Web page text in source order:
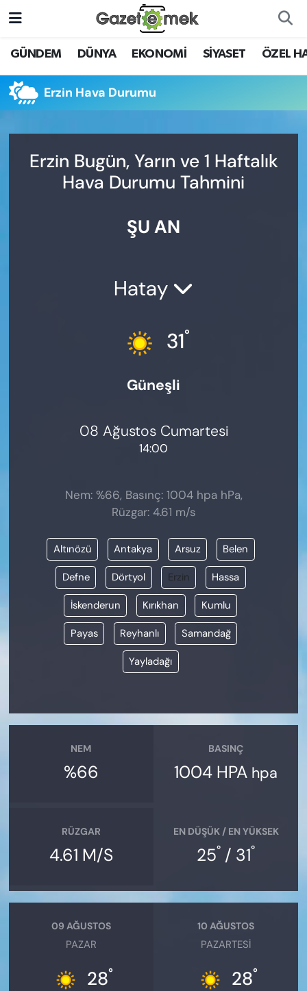
GÜNDEM DÜNYA EKONOMİ SİYASET ÖZEL
Erzin Hava Durumu
Erzin Bugün, Yarın ve 1 Haftalık
Hava Durumu Tahmini
ŞU AN
Hatay
31°
Güneşli
08 Ağustos Cumartesi
14:00
Nem: %66, Basınç: 1004 hpa hPa,
Rüzgar: 4.61 m/s
Altınözü Antakya Arsuz Belen
Defne Dörtyol Erzin Hassa
İskenderun Kırıkhan Kumlu
Payas Reyhanlı Samandağ
Yayladağı
NEM
%66
BASINÇ
1004 HPA hpa
RÜZGAR
4.61 M/S
EN DÜŞÜK / EN YÜKSEK
25° / 31°
09 AĞUSTOS
PAZAR
28°
10 AĞUSTOS
PAZARTESI
28°
DÜNYA
EKONOMİ
YENİ MEDYADA EMEK
GAZETECİLİĞİNİ GELİŞTİRMEK
ÖZEL HABER
SİYASET
VAN VE DİYARBAKIR HABERLERİ
Nöbetçi Eczaneler
Hava Durumu
Trafik Durumu
Süper Lig Puan Durumu ve Fikstür